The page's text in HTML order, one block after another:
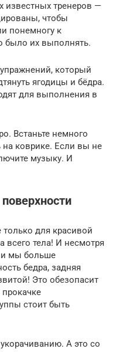
известных тренеров —
чтобы
понемногу к
было их выполнять.
который
ягодицы и бёдра.
для выполнения в
Встаньте немного
на коврике. Если вы не
музыку. И
для красивой
всего тела! И несмотря
мы больше
бедра, задняя
Это обезопасит
стоит быть
А это со